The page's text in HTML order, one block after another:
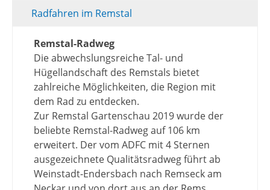
Radfahren im Remstal
Remstal-Radweg
Die abwechslungsreiche Tal- und
Hügellandschaft des Remstals bietet
zahlreiche Möglichkeiten, die Region mit
dem Rad zu entdecken.
Zur Remstal Gartenschau 2019 wurde der
beliebte Remstal-Radweg auf 106 km
erweitert. Der vom ADFC mit 4 Sternen
ausgezeichnete Qualitätsradweg führt ab
Weinstadt-Endersbach nach Remseck am